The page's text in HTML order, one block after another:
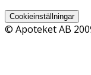
Cookieinställningar
© Apoteket AB